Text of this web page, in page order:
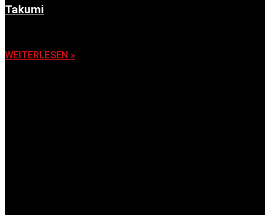
Takumi
WEITERLESEN »